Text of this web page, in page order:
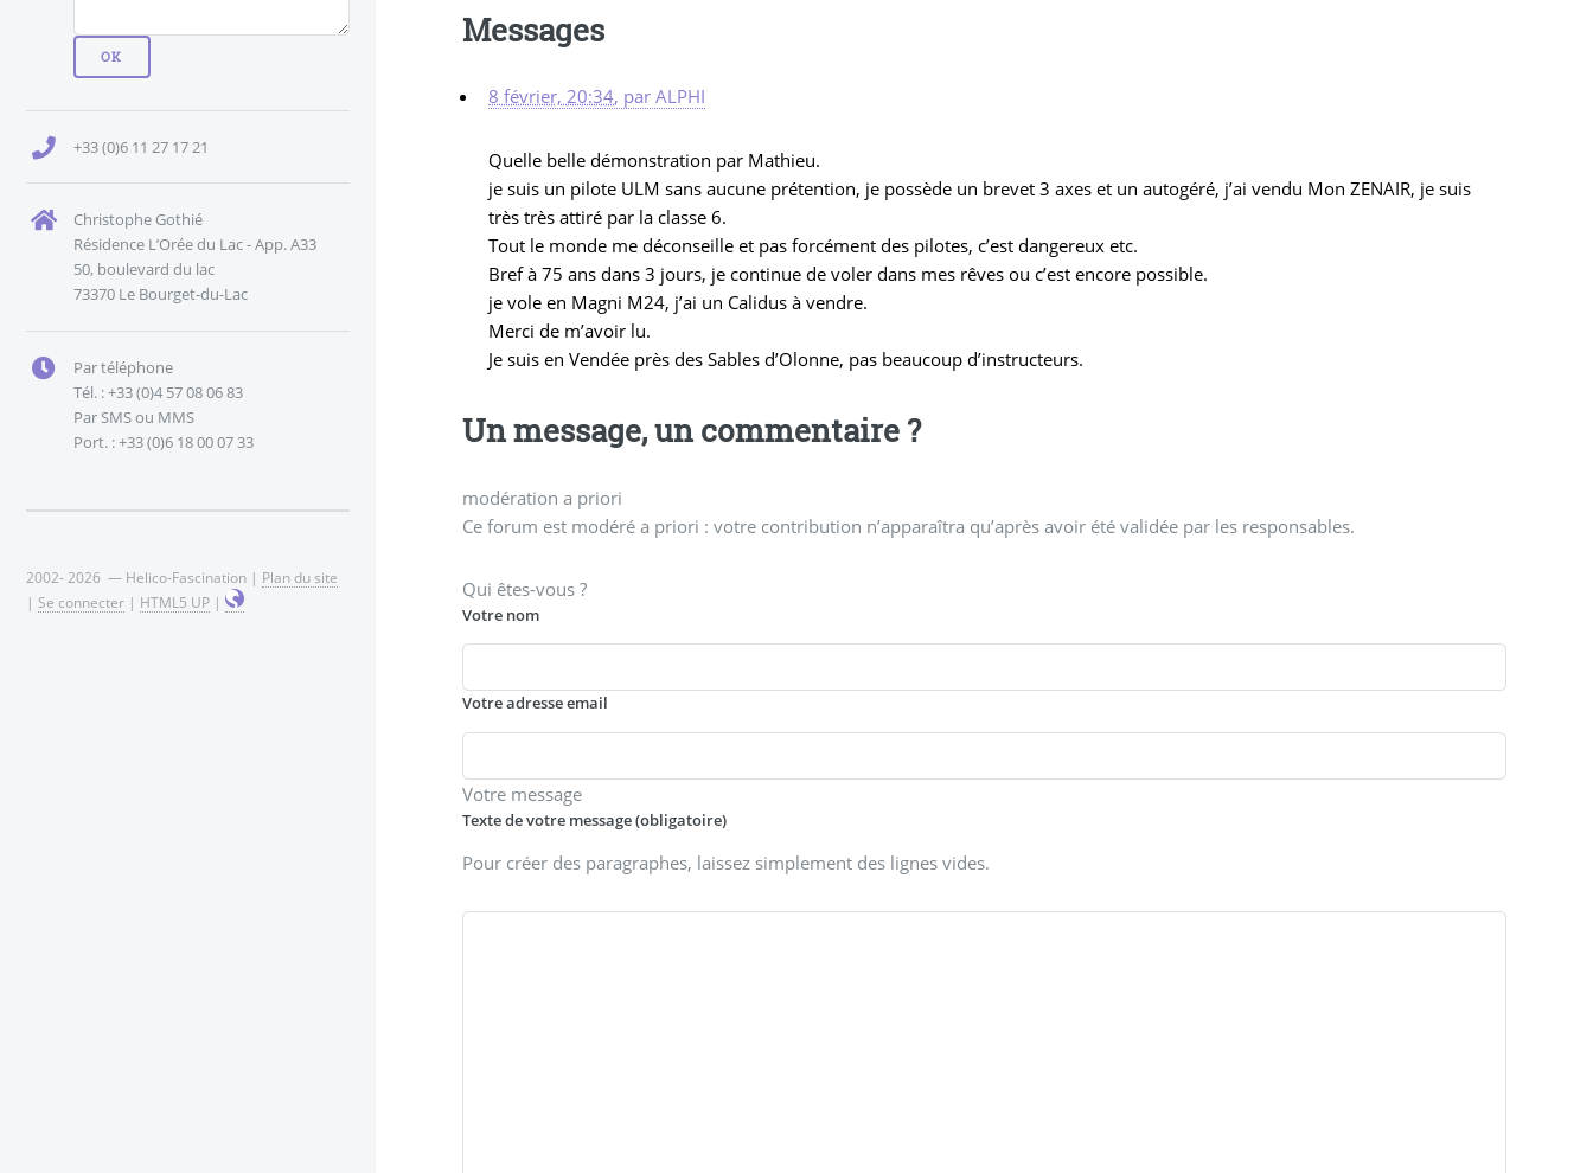
Messages
8 février, 20:34, parALPHI
Quelle belle démonstration par Mathieu.
je suis un pilote ULM sans aucune prétention, je possède un brevet 3 axes et un autogéré, j’ai vendu Mon ZENAIR, je suis
très très attiré par la classe 6.
Tout le monde me déconseille et pas forcément des pilotes, c’est dangereux etc.
Bref à 75 ans dans 3 jours, je continue de voler dans mes rêves ou c’est encore possible.
je vole en Magni M24, j’ai un Calidus à vendre.
Merci de m’avoir lu.
Je suis en Vendée près des Sables d’Olonne, pas beaucoup d’instructeurs.
Un message, un commentaire ?
modération a priori
Ce forum est modéré a priori : votre contribution n’apparaîtra qu’après avoir été validée par les responsables.
Qui êtes-vous ?
Votre nom
Votre adresse email
Votre message
Texte de votre message (obligatoire)
Pour créer des paragraphes, laissez simplement des lignes vides.
+33 (0)6 11 27 17 21
Christophe Gothié
Résidence L’Orée du Lac - App. A33
50, boulevard du lac
73370 Le Bourget-du-Lac
Par téléphone
Tél. : +33 (0)4 57 08 06 83
Par SMS ou MMS
Port. : +33 (0)6 18 00 07 33
2002- 2026 — Helico-Fascination | Plan du site
| Se connecter | HTML5 UP |